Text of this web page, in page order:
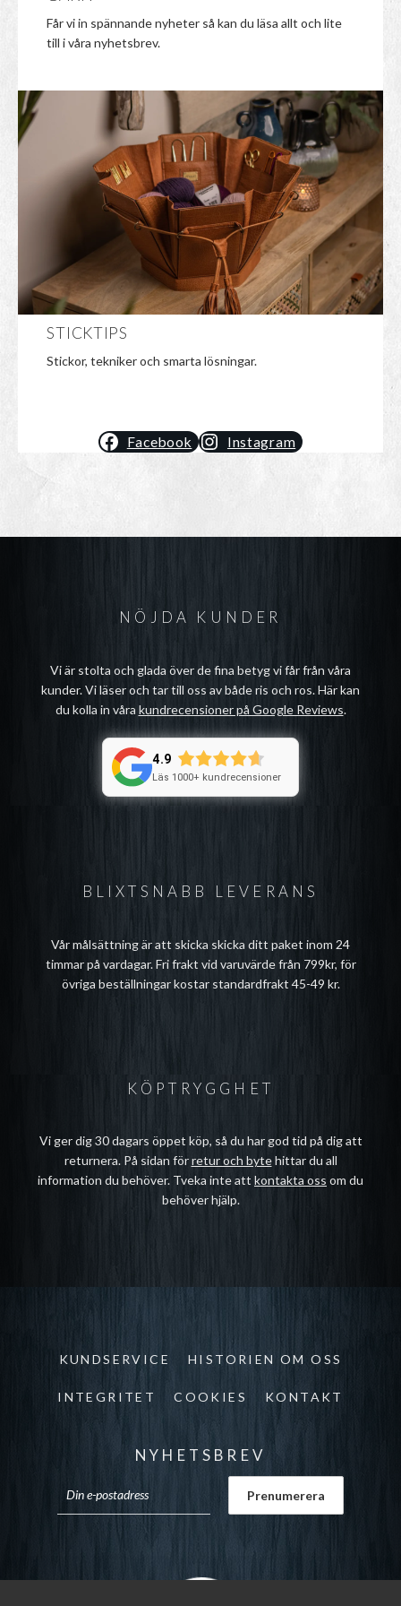
Får vi in spännande nyheter så kan du läsa allt och lite
till i våra nyhetsbrev.
STICKTIPS
Stickor, tekniker och smarta lösningar.
Facebook Instagram
BLIXTSNABB LEVERANS
Vår målsättning är att skicka skicka ditt paket inom 24
timmar på vardagar. Fri frakt vid varuvärde från 799kr, för
övriga beställningar kostar standardfrakt 45-49 kr.
NÖJDA KUNDER
Vi är stolta och glada över de fina betyg vi får från våra
kunder. Vi läser och tar till oss av både ris och ros. Här kan
du kolla in våra kundrecensioner på Google Reviews.
4.9
Läs 1000+ kundrecensioner
KÖPTRYGGHET
Vi ger dig 30 dagars öppet köp, så du har god tid på dig att
returnera. På sidan förretur och bytehittar du all
information du behöver. Tveka inte att kontakta oss om du
behöver hjälp.
KUNDSERVICE HISTORIEN OM OSS
INTEGRITET COOKIES KONTAKT
NYHETSBREV